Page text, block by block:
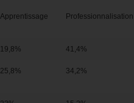
Apprentissage Professionnalisation
19,8% 41,4%
25,8% 34,2%